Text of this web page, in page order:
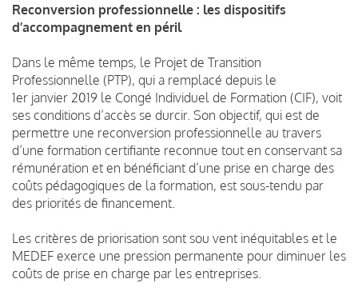
Reconversion professionnelle : les dispositifs
d’accompagnement en péril
Dans le même temps, le Projet de Transition
Professionnelle (PTP), qui a remplacé depuis le
1er janvier 2019 le Congé Individuel de Formation (CIF), voit
ses conditions d’accès se durcir. Son objectif, qui est de
permettre une reconversion professionnelle au travers
d’une formation certifiante reconnue tout en conservant sa
rémunération et en bénéficiant d’une prise en charge des
coûts pédagogiques de la formation, est sous-tendu par
des priorités de financement.
Les critères de priorisation sont sou vent inéquitables et le
MEDEF exerce une pression permanente pour diminuer les
coûts de prise en charge par les entreprises.